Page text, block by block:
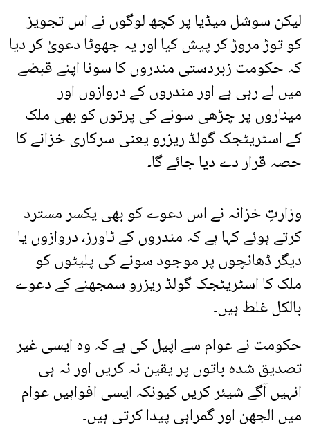
لیکن سوشل میڈیا پر کچھ لوگوں نے اس تجویز
کو توڑ مروڑ کر پیش کیا اور یہ جھوٹا دعویٰ کر دیا
کہ حکومت زبردستی مندروں کا سونا اپنے قبضے
میں لے رہی ہے اور مندروں کے دروازوں اور
میناروں پر چڑھی سونے کی پرتوں کو بھی ملک
کے اسٹریٹجک گولڈ ریزرو یعنی سرکاری خزانے کا
حصہ قرار دے دیا جائے گا۔
وزارتِ خزانہ نے اس دعوے کو بھی یکسر مسترد
کرتے ہوئے کہا ہے کہ مندروں کے ٹاورز، دروازوں یا
دیگر ڈھانچوں پر موجود سونے کی پلیٹوں کو
ملک کا اسٹریٹجک گولڈ ریزرو سمجھنے کے دعوے
بالکل غلط ہیں۔
حکومت نے عوام سے اپیل کی ہے کہ وہ ایسی غیر
تصدیق شدہ باتوں پر یقین نہ کریں اور نہ ہی
انہیں آگے شیئر کریں کیونکہ ایسی افواہیں عوام
میں الجھن اور گمراہی پیدا کرتی ہیں۔